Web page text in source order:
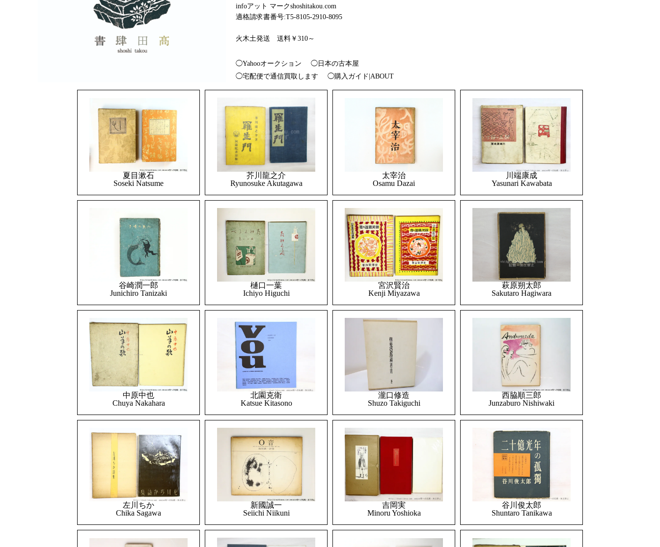
infoアット マークshoshitakou.com
適格請求書番号:T5-8105-2910-8095
火木土発送 送料￥310～
◯Yahooオークション
◯日本の古本屋
◯宅配便で通信買取します
◯購入ガイド|ABOUT
夏目漱石
Soseki Natsume
芥川龍之介
Ryunosuke Akutagawa
太宰治
Osamu Dazai
川端康成
Yasunari Kawabata
谷崎潤一郎
Junichiro Tanizaki
樋口一葉
Ichiyo Higuchi
宮沢賢治
Kenji Miyazawa
萩原朔太郎
Sakutaro Hagiwara
中原中也
Chuya Nakahara
北園克衛
Katsue Kitasono
瀧口修造
Shuzo Takiguchi
西脇順三郎
Junzaburo Nishiwaki
左川ちか
Chika Sagawa
新國誠一
Seiichi Niikuni
吉岡実
Minoru Yoshioka
谷川俊太郎
Shuntaro Tanikawa